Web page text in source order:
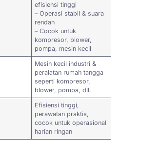
efisiensi tinggi
– Operasi stabil & suara
rendah
– Cocok untuk
kompresor, blower,
pompa, mesin kecil
Mesin kecil industri &
peralatan rumah tangga
seperti kompresor,
blower, pompa, dll.
Efisiensi tinggi,
perawatan praktis,
cocok untuk operasional
harian ringan